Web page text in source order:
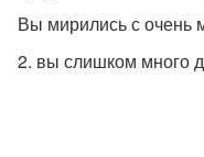
Вы мирились с очень
2. вы слишком много